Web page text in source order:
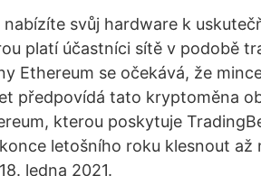
svůj hardware k
platí účastníci sítě v podobě
Ethereum se očekává, že
předpovídá tato kryptoměna
kterou poskytuje
letošního roku klesnout až
ledna 2021.